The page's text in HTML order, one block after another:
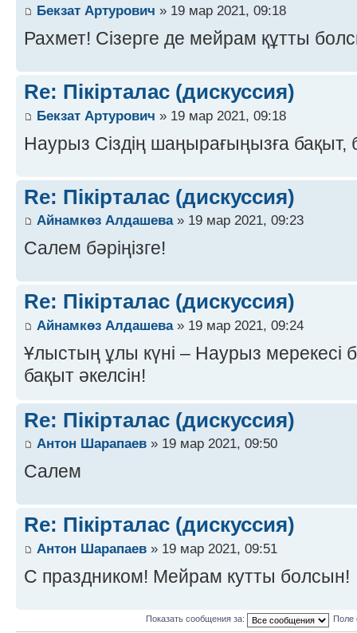
Бекзат Артурович » 19 мар 2021, 09:18
Рахмет! Сізерге де мейрам құтты
Re: Пікірталас (дискуссия)
Бекзат Артурович » 19 мар 2021, 09:18
Наурыз Сіздің шаңырағыңызға бақыт,
Re: Пікірталас (дискуссия)
Айнамкөз Алдашева» 19 мар 2021, 09:23
Салем бәріңізге!
Re: Пікірталас (дискуссия)
Айнамкөз Алдашева» 19 мар 2021, 09:24
Ұлыстың ұлы күні – Наурыз мерекесі
бақыт әкелсін!
Re: Пікірталас (дискуссия)
Антон Шарапаев » 19 мар 2021, 09:50
Салем
Re: Пікірталас (дискуссия)
Антон Шарапаев » 19 мар 2021, 09:51
С праздником! Мейрам кутты болсын!
Показать сообщения за: Поле